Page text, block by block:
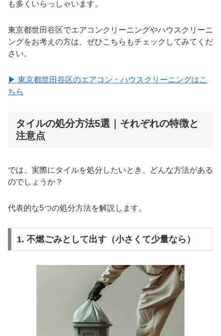
も多くいらっしゃいます。
東京都世田谷区でエアコンクリーニングやハウスクリーニ
ングをお考えの方は、ぜひこちらもチェックしてみてくだ
さい。
▶ 東京都世田谷区のエアコン・ハウスクリーニングはこ
ちら
タイルの処分方法5選｜それぞれの特徴と
注意点
では、実際にタイルを処分したいとき、どんな方法がある
のでしょうか？
代表的な5つの処分方法を解説します。
1. 不燃ごみとして出す（小さくて少量なら）